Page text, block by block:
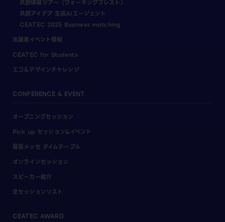
共創体験ツアー（ウォーキングブレスト）
共創アイデア 生成AIエージェント
CEATEC 2025 Business matching
出展者イベント情報
CEATEC for Students
エコ＆デザインチャレンジ
CONFERENCE & EVENT
オープニングセッション
Pick up セッション&イベント
幕張メッセ タイムテーブル
オンラインセッション
スピーカー紹介
全セッションリスト
CEATEC AWARD